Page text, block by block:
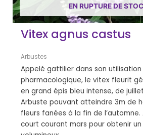
EN RUPTURE DE
Vitex agnus castus
Arbustes
Appelé gattilier dans son utilisation
pharmacologique, le vitex fleurit
en grand épis bleu intense, de
Arbuste pouvant atteindre 3m de
fleurs fanées à la fin de
court courant mars pour obtenir